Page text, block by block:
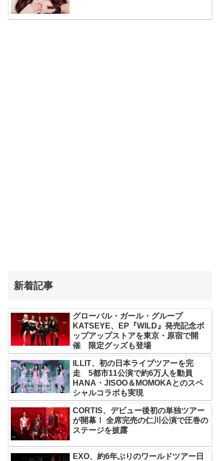
新着記事
グローバル・ガール・グループ
KATSEYE、EP『WILD』発売記念ポ
ップアップストアを東京・原宿で開
催 限定グッズも登場
ILLIT、初の日本ライブツアーを完
走 5都市11公演で約6万人を動員
HANA・JISOO＆MOMOKAとのスペ
シャルコラボも実現
CORTIS、デビュー後初の単独ツアー
が開幕！ 全席完売の仁川公演で圧巻の
ステージを披露
EXO、約6年ぶりのワールドツアー日